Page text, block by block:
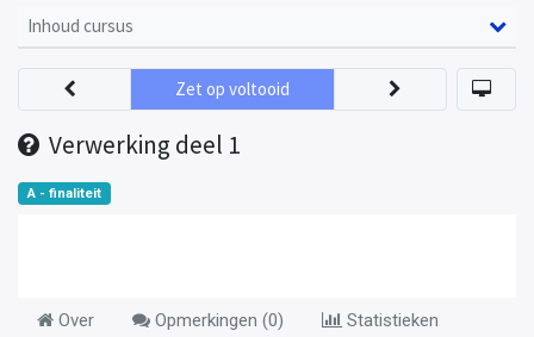
Inhoud cursus
Verwerking deel 1
Zet op voltooid
A - finaliteit
Over Opmerkingen (0) Statistieken